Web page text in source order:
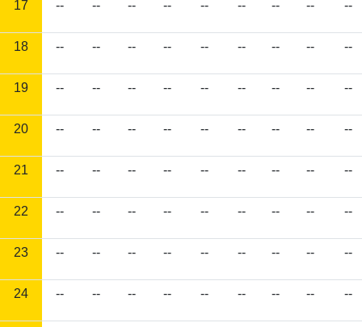
17 -- -- -- -- -- -- -- -- --
18 -- -- -- -- -- -- -- -- --
19 -- -- -- -- -- -- -- -- --
20 -- -- -- -- -- -- -- -- --
21 -- -- -- -- -- -- -- -- --
22 -- -- -- -- -- -- -- -- --
23 -- -- -- -- -- -- -- -- --
24 -- -- -- -- -- -- -- -- --